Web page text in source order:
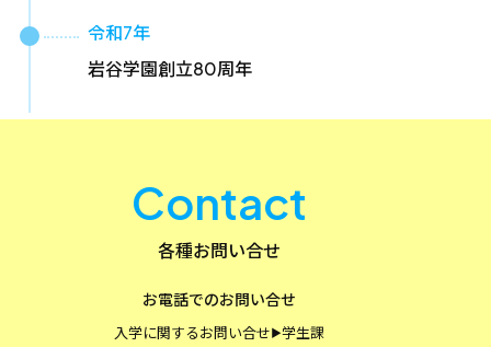
令和7年
岩谷学園創立80周年
Contact
各種お問い合せ
お電話でのお問い合せ
入学に関するお問い合せ▶学生課